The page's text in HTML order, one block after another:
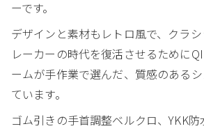
ーです。
デザインと素材もレトロ風で、クラ
レーカーの時代を復活させるために
ームが手作業で選んだ、質感のある
ています。
ゴム引きの手首調整ベルクロ、YKK